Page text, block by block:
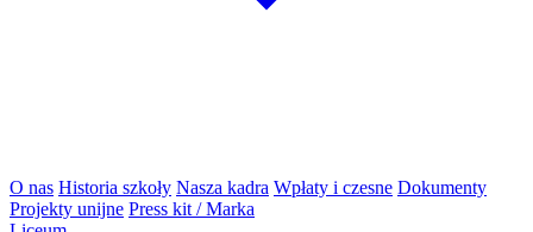
O nas Historia szkoły Nasza kadra Wpłaty i czesne Dokumenty
Projekty unijne Press kit / Marka